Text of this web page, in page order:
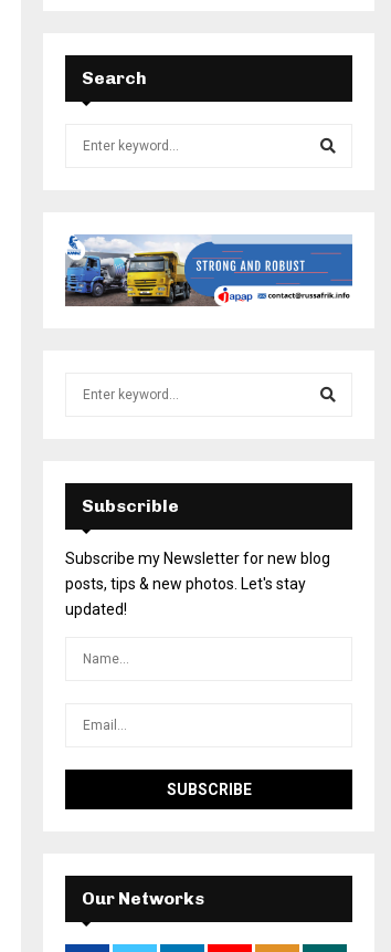
Search
Subscrible
Subscribe my Newsletter for new blog
posts, tips & new photos. Let's stay
updated!
Our Networks